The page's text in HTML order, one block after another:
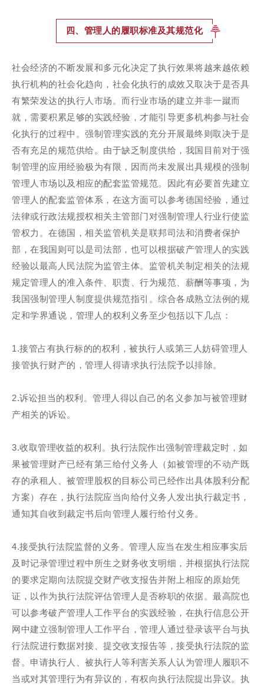
四、管理人的履职标准及其规范化
社会经济的不断发展和多元化决定了执行效果将越来越依赖
执行机构的社会化趋向，社会化执行的成效又取决于是否具
有繁荣发达的执行人市场。而行业市场的建立并非一蹴而
就，需要积累足够的实践经验，才能引导更多机构参与社会
化执行的过程中。强制管理实践的充分开展最终则取决于是
否有充足的规范供给。由于缺乏制度供给，我国目前对于强
制管理的应用经验极为有限，因而尚未发展出具规模的强制
管理人市场以及相应的配套监管规范。因此有必要首先建立
管理人的配套监管体系，在这方面可以参考德国经验，通过
法律或行政法规授权相关主管部门对强制管理人行业行使监
管权力。在德国，相关监管机关是联邦司法和消费者保护
部，在我国则可以是司法部，也可以根据破产管理人的实践
经验以最高人民法院为监管主体。监管机关制定相关的法规
规定管理人的准入条件、职责、行为规范、薪酬等事项，为
我国强制管理人制度提供规范指引。综合各成熟立法例的规
定和学界通说，管理人的权利义务至少包括以下几点：
1.接管占有执行标的的权利，被执行人或第三人妨碍管理人
接管执行财产的，管理人得请求执行法院予以排除。
2.诉讼担当的权利。管理人得以自己的名义参加与被管理财
产相关的诉讼。
3.收取管理收益的权利。执行法院作出强制管理裁定时，如
果被管理财产已经有第三给付义务人（如被管理的不动产既
存的承租人、被管理股权的目标公司已经作出具体股利分配
方案）存在，执行法院应当向给付义务人发出执行裁定书，
通知其自收到裁定书后向管理人履行给付义务。
4.接受执行法院监督的义务。管理人应当在发生相应事实后
及时记录管理过程中所生之财务收支明细，并根据执行法院
的要求定期向法院提交财产收支报告并附上相应的原始凭
证，以作为执行法院评估管理人是否称职的依据。最高院也
可以参考破产管理人工作平台的实践经验，在执行信息公开
网中建立强制管理人工作平台，管理人通过登录该平台与执
行法院进行数据对接、提交收支报告等，接受执行法院的监
督。申请执行人、被执行人等利害关系人认为管理人履职不
当或对其管理行为有异议的，有权向执行法院提出异议。执